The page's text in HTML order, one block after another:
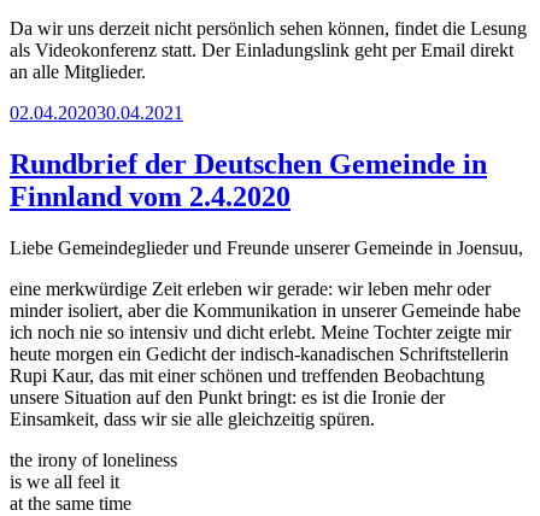
Da wir uns derzeit nicht persönlich sehen können, findet die Lesung
als Videokonferenz statt. Der Einladungslink geht per Email direkt
an alle Mitglieder.
Veröffentlicht
02.04.202030.04.2021
Rundbrief der Deutschen Gemeinde in
Finnland vom 2.4.2020
Liebe Gemeindeglieder und Freunde unserer Gemeinde in Joensuu,
eine merkwürdige Zeit erleben wir gerade: wir leben mehr oder
minder isoliert, aber die Kommunikation in unserer Gemeinde habe
ich noch nie so intensiv und dicht erlebt. Meine Tochter zeigte mir
heute morgen ein Gedicht der indisch-kanadischen Schriftstellerin
Rupi Kaur, das mit einer schönen und treffenden Beobachtung
unsere Situation auf den Punkt bringt: es ist die Ironie der
Einsamkeit, dass wir sie alle gleichzeitig spüren.
the irony of loneliness
is we all feel it
at the same time